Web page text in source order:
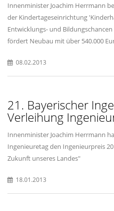
Innenminister Joachim Herrmann
der Kindertageseinrichtung
Entwicklungs- und
fördert Neubau mit über 540.000
08.02.2013
21. Bayerischer
Verleihung
Innenminister Joachim Herrmann
Ingenieuretag den Ingenieurpreis
Zukunft unseres Landes"
18.01.2013